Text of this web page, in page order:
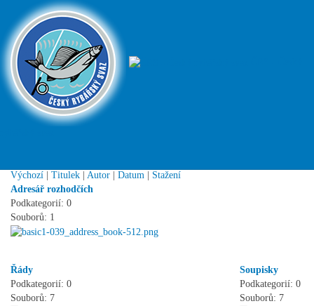
SStránky sportovních odborů do roku 2018 (dokumenty, termínové
Hlavní stránka
Vyhledat
Nahoru
Výchozí
Titulek Autor Datum
Stažení
Adresář rozhodčích
Podkategorií: 0
Souborů: 1
Soupisky
Podkategorií: 0
Souborů: 7
Řády
Podkategorií: 0
Souborů: 7